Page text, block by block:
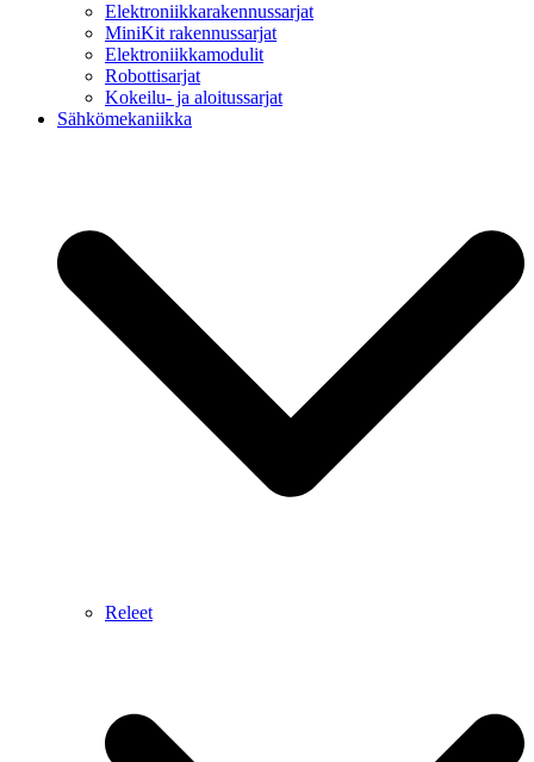
Elektroniikkarakennussarjat
MiniKit rakennussarjat
Elektroniikkamodulit
Robottisarjat
Kokeilu- ja aloitussarjat
Sähkömekaniikka
Releet